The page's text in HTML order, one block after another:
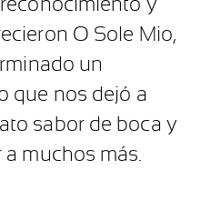
O Sole Mio,
un
que nos dejó a
sabor de boca y
muchos más.